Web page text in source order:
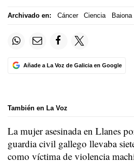
Archivado en: Cáncer Ciencia Baiona
Añade a La Voz de Galicia en Google
También en La Voz
La mujer asesinada en Llanes
guardia civil gallego llevaba
como víctima de violencia